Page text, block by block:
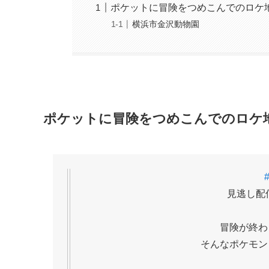
ポケットに冒険をつめこんでのロケ
横浜市金沢動物園
ポケットに冒険をつめこんでのロケ
見逃し
冒険が終
そんなポケモ